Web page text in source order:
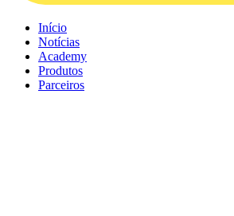
Início
Notícias
Academy
Produtos
Parceiros